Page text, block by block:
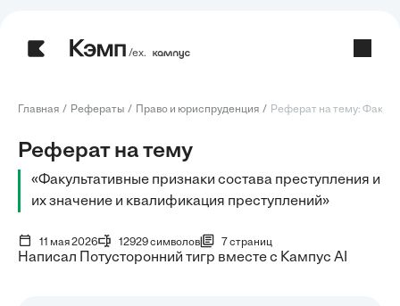
/ех.
Главная Рефераты Право и юриспруденция Реферат на тему:
Реферат на тему
«Факультативные признаки состава преступления и
их значение и квалификация преступлений»
11 мая 2026 12929 символов 7 страниц
Написал Потусторонний тигр вместе с Кампус AI